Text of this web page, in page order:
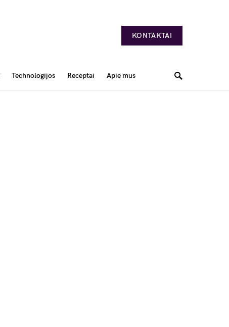
KONTAKTAI
Technologijos Receptai Apie mus